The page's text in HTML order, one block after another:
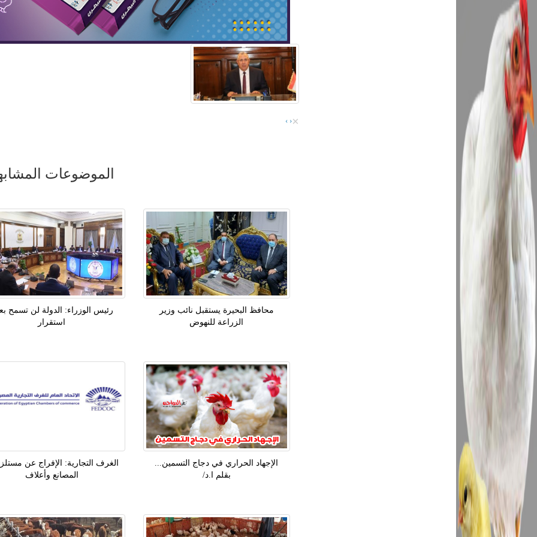
‹
› ×
الموضوعات
رئيس الوزراء: الدولة لن تسمح
استقرار
محافظ البحيرة يستقبل نائب وزير
الزراعة للنهوض
الغرف التجارية: الإفراج عن
المصانع وأعلاف
الإجهاد الحراري في دجاج التسمين...
بقلم ا.د/